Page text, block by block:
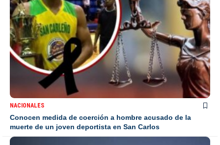
NACIONALES
Conocen medida de coerción a hombre acusado de la
muerte de un joven deportista en San Carlos